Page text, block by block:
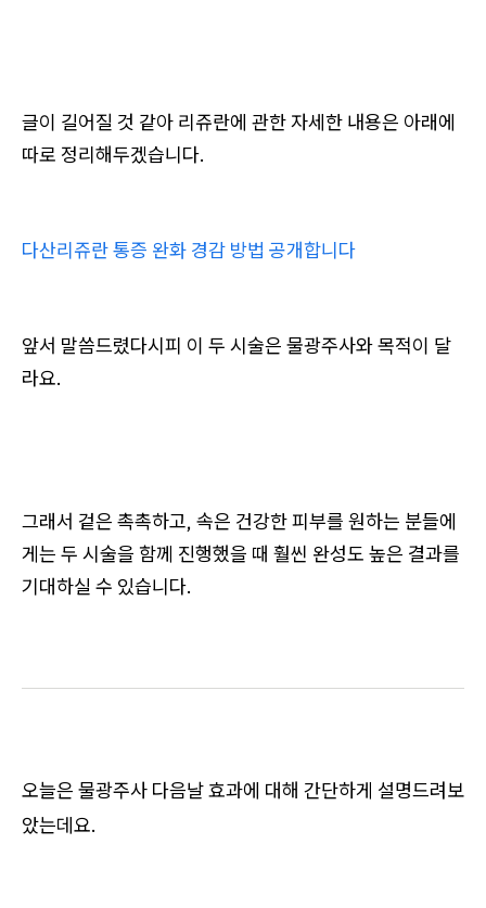
글이 길어질 것 같아 리쥬란에 관한 자세한 내용은 아래에
따로 정리해두겠습니다.
다산리쥬란 통증 완화 경감 방법 공개합니다
앞서 말씀드렸다시피 이 두 시술은 물광주사와 목적이 달
라요.
그래서 겉은 촉촉하고, 속은 건강한 피부를 원하는 분들에
게는 두 시술을 함께 진행했을 때 훨씬 완성도 높은 결과를
기대하실 수 있습니다.
오늘은 물광주사 다음날 효과에 대해 간단하게 설명드려보
았는데요.